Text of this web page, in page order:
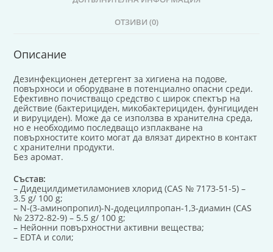
ОТЗИВИ (0)
Описание
Дезинфекционен детергент за хигиена на подове,
повърхноси и оборудване в потенциално опасни среди.
Ефективно почистващо средство с широк спектър на
действие (бактерициден, микобактерициден, фунгициден
и вируциден). Може да се използва в хранителна среда,
но е необходимо последващо изплакване на
повърхностите които могат да влязат директно в контакт
с хранителни продукти.
Без аромат.
Състав:
– Дидецилдиметиламониев хлорид (CAS № 7173-51-5) –
3.5 g/ 100 g;
– N-(3-аминопропил)-N-додецилпропан-1,3-диамин (CAS
№ 2372-82-9) – 5.5 g/ 100 g;
– Нейонни повърхностни активни вещества;
– EDTA и соли;